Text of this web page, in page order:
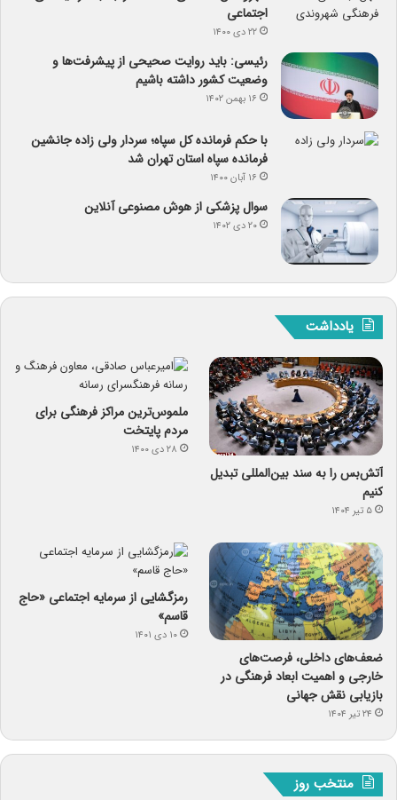
اجتماعی
۲۲ دی ۱۴۰۰
رئیسی: باید روایت صحیحی از پیشرفت‌ها و
وضعیت کشور داشته باشیم
۱۶ بهمن ۱۴۰۲
با حکم فرمانده کل سپاه؛ سردار ولی زاده جانشین
فرمانده سپاه استان تهران شد
۱۶ آبان ۱۴۰۰
سوال پزشکی از هوش مصنوعی آنلاین
۲۰ دی ۱۴۰۲
یادداشت
آتش‌بس را به سند بین‌المللی تبدیل
کنیم
۵ تیر ۱۴۰۴
ملموس‌ترین مراکز فرهنگی برای
مردم پایتخت
۲۸ دی ۱۴۰۰
ضعف‌های داخلی، فرصت‌های
خارجی و اهمیت ابعاد فرهنگی در
بازیابی نقش جهانی
۲۴ تیر ۱۴۰۴
رمزگشایی از سرمایه‌ اجتماعی «حاج
قاسم»
۱۰ دی ۱۴۰۱
منتخب روز